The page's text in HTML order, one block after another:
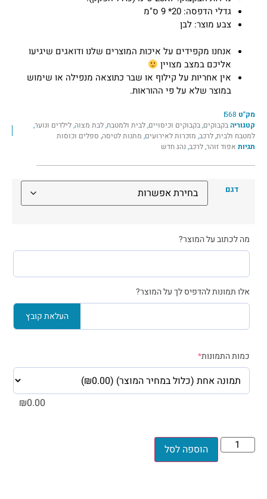
גדלי הדפסה: 20* 9 ס"מ
צבע מוצר: לבן
אנחנו מקפידים על איכות המוצרים שלנו ודואגים שיגיעו
אליכם במצב מצויין
אין אחריות על קילוף או שבר כתוצאה מנפילה או שימוש
במוצר שלא על פי ההוראות.
מק"ט 568
קטגוריהבקבוקים,בקבוקים וכיסויים,לבית ולמטבח,לבת מצוה,לילדים ונוער,
למטבח ולבית,לרכב, מזכרות לאירועים, מתנות לטיסה, ספלים וכוסות
תגיות אפוד זוהר,לרכב,נהג חדש
דגם
מה לכתוב על המוצר?
אלו תמונות להדפיס לך על המוצר?
העלאת קובץ
כמות התמונות*
₪0.00
הוספה לסל